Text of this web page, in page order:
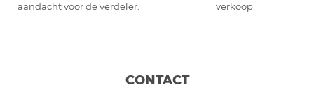
aandacht voor de verdeler.
verkoop.
CONTACT